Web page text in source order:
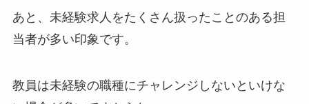
あと、未経験求人をたくさん扱ったことのある担
当者が多い印象です。
教員は未経験の職種にチャレンジしないといけな